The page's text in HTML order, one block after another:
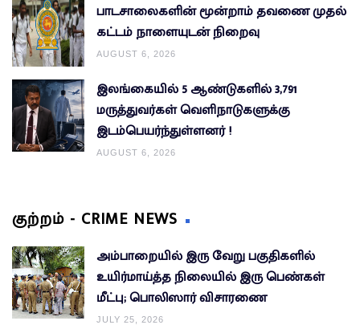
பாடசாலைகளின் மூன்றாம் தவணை முதல்
கட்டம் நாளையுடன் நிறைவு
AUGUST 6, 2026
இலங்கையில் 5 ஆண்டுகளில் 3,791
மருத்துவர்கள் வெளிநாடுகளுக்கு
இடம்பெயர்ந்துள்ளனர் !
AUGUST 6, 2026
குற்றம் - CRIME NEWS
அம்பாறையில் இரு வேறு பகுதிகளில்
உயிர்மாய்த்த நிலையில் இரு பெண்கள்
மீட்பு; பொலிஸார் விசாரணை
JULY 25, 2026